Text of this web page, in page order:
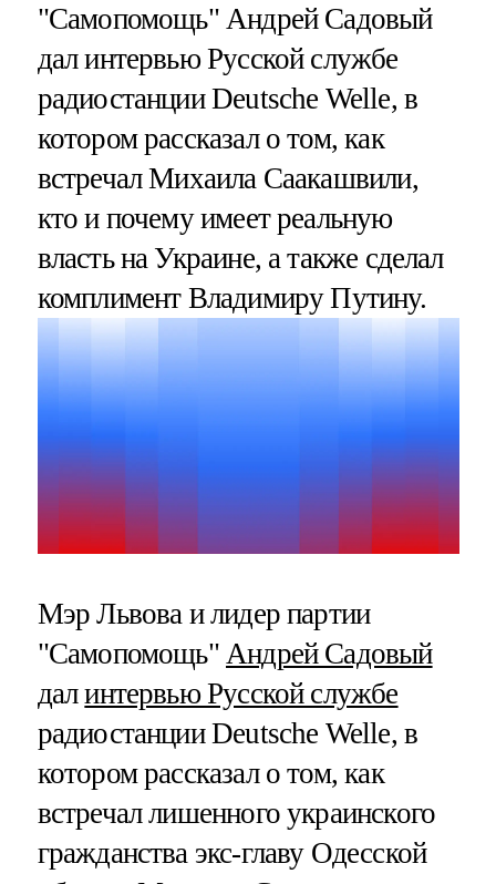
"Самопомощь" Андрей Садовый
дал интервью Русской службе
радиостанции Deutsche Welle, в
котором рассказал о том, как
встречал Михаила Саакашвили,
кто и почему имеет реальную
власть на Украине, а также сделал
комплимент Владимиру Путину.
Мэр Львова и лидер партии
"Самопомощь" Андрей Садовый
далинтервью Русской службе
радиостанции Deutsche Welle, в
котором рассказал о том, как
встречал лишенного украинского
гражданства экс-главу Одесской